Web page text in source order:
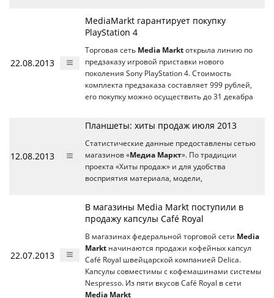
22.08.2013
MediaMarkt гарантирует покупку
PlayStation 4
Торговая сеть Media Markt открыла линию по
предзаказу игровой приставки нового
поколения Sony PlayStation 4. Стоимость
комплекта предзаказа составляет 999 рублей,
его покупку можно осуществить до 31 декабра
12.08.2013
Планшеты: хиты продаж июля 2013
Статистические данные предоставлены сетью
магазинов «Медиа Маркт». По традиции
проекта «Хиты продаж» и для удобства
восприятия материала, модели,
22.07.2013
В магазины Media Markt поступили в
продажу капсулы Café Royal
В магазинах федеральной торговой сети Media
Markt начинаются продажи кофейных капсул
Сafé Royal швейцарской компанией Delica.
Капсулы cовместимы с кофемашинами системы
Nespresso. Из пяти вкусов Сafé Royal в сети
Media Markt